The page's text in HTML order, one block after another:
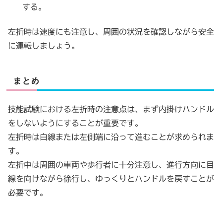
する。
左折時は速度にも注意し、周囲の状況を確認しながら安全
に運転しましょう。
まとめ
技能試験における左折時の注意点は、まず内掛けハンドル
をしないようにすることが重要です。
左折時は白線または左側端に沿って進むことが求められま
す。
左折中は周囲の車両や歩行者に十分注意し、進行方向に目
線を向けながら徐行し、ゆっくりとハンドルを戻すことが
必要です。